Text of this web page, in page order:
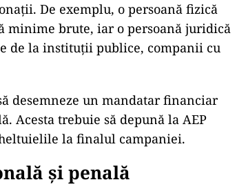
De exemplu, o persoană fizică
minime brute, iar o persoană juridică
de la instituții publice, companii cu
desemneze un mandatar financiar
Acesta trebuie să depună la AEP
la finalul campaniei.
și penală